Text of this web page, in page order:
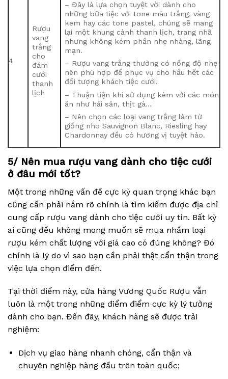
4
Rượu
vang
trắng
cho
đám
cưới
thanh
lịch
– Đây là lựa chọn tuyệt vời dành cho
những bữa tiệc với tone màu trắng, vàng
kem hay các tone pastel, chúng sẽ mang
lại một khung cảnh thanh lịch, trang nhã
nhưng không kém phần nhẹ nhàng, lãng
mạn.
– Rượu vang trắng thường có nồng độ nhẹ
nên phù hợp để phục vụ cho hầu hết các
đối tượng khách tiệc cưới.
– Thuận tiện khi sử dụng kèm với các món
ăn như hải sản, thịt gà…
– Nên chọn các loại vang trắng làm từ
giống nho Sauvignon Blanc, Riesling hay
Chardonnay đều có hương vị tuyệt hảo.
5/ Nên mua rượu vang dành cho tiệc cưới
ở đâu mới tốt?
Một trong những vấn đề cực kỳ quan trọng khác bạn
cũng cần phải nắm rõ chính là tìm kiếm được địa chỉ
cung cấp rượu vang dành cho tiệc cưới uy tín. Bất kỳ
ai cũng đều không mong muốn sẽ mua nhầm loại
rượu kém chất lượng với giá cao có đúng không? Đó
chính là lý do vì sao bạn cần phải thật cẩn thận trong
việc lựa chọn điểm đến.
Tại thời điểm này, cửa hàng Vương Quốc Rượu vẫn
luôn là một trong những điểm điểm cực kỳ lý tưởng
dành cho bạn. Đến đây, khách hàng sẽ được trải
nghiệm:
Dịch vụ giao hàng nhanh chóng, cẩn thận và
chuyên nghiệp hàng đầu trên toàn quốc;